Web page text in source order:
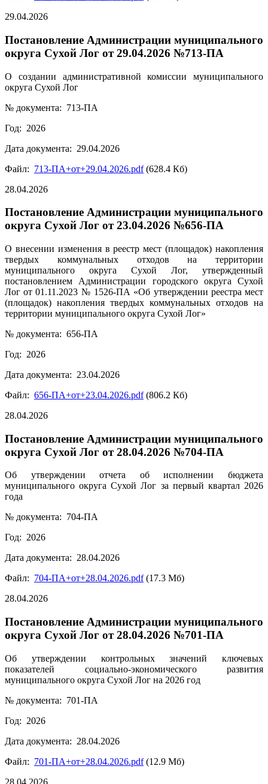
29.04.2026
Постановление Администрации муниципального
округа Сухой Лог от 29.04.2026 №713-ПА
О создании административной комиссии муниципального
округа Сухой Лог
№ документа: 713-ПА
Год: 2026
Дата документа: 29.04.2026
Файл: 713-ПА+от+29.04.2026.pdf(628.4 Кб)
28.04.2026
Постановление Администрации муниципального
округа Сухой Лог от 23.04.2026 №656-ПА
О внесении изменения в реестр мест (площадок) накопления
твердых коммунальных отходов на территории
муниципального округа Сухой Лог, утвержденный
постановлением Администрации городского округа Сухой
Лог от 01.11.2023 № 1526-ПА «Об утверждении реестра мест
(площадок) накопления твердых коммунальных отходов на
территории муниципального округа Сухой Лог»
№ документа: 656-ПА
Год: 2026
Дата документа: 23.04.2026
Файл: 656-ПА+от+23.04.2026.pdf(806.2 Кб)
28.04.2026
Постановление Администрации муниципального
округа Сухой Лог от 28.04.2026 №704-ПА
Об утверждении отчета об исполнении бюджета
муниципального округа Сухой Лог за первый квартал 2026
года
№ документа: 704-ПА
Год: 2026
Дата документа: 28.04.2026
Файл: 704-ПА+от+28.04.2026.pdf(17.3 Мб)
28.04.2026
Постановление Администрации муниципального
округа Сухой Лог от 28.04.2026 №701-ПА
Об утверждении контрольных значений ключевых
показателей социально-экономического развития
муниципального округа Сухой Лог на 2026 год
№ документа: 701-ПА
Год: 2026
Дата документа: 28.04.2026
Файл: 701-ПА+от+28.04.2026.pdf(12.9 Мб)
28.04.2026